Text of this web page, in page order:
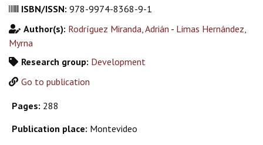
ISBN/ISSN: 978-9974-8368-9-1
Author(s): Rodríguez Miranda, Adrián - Limas Hernández,
Myrna
Research group: Development
Go to publication
Pages: 288
Publication place: Montevideo